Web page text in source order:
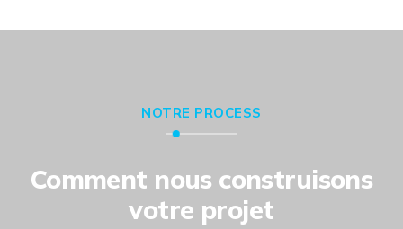
NOTRE PROCESS
Comment nous construisons
votre projet